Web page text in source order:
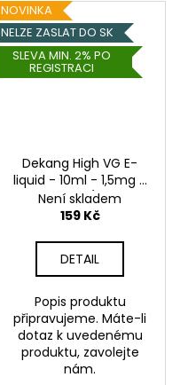
NOVINKA
NELZE ZASLAT DO SK
SLEVA MIN. 2% PO
REGISTRACI
Dekang High VG E-
liquid - 10ml - 1,5mg -
Steve s Job (Sladké a
kyselé jablko)
Není skladem
159 Kč
DETAIL
Popis produktu
připravujeme. Máte-li
dotaz k uvedenému
produktu, zavolejte
nám.